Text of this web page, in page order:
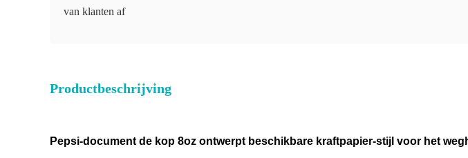
van klanten af
Productbeschrijving
Pepsi-document de kop 8oz ontwerpt beschikbare kraftpapier-stijl voor het